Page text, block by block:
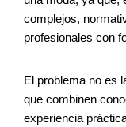
complejos,
profesionales con
El problema no es
que combinen
experiencia